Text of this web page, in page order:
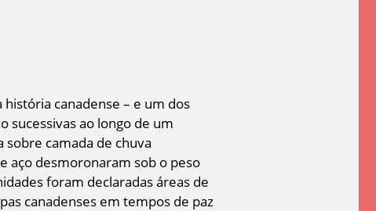
canadense – e um dos
sucessivas ao longo de um
camada de chuva
aço desmoronaram sob o peso
foram declaradas áreas de
canadenses em tempos de paz